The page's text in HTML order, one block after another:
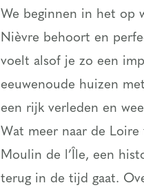
We beginnen in het op
Nièvre behoort en
voelt alsof je zo een
eeuwenoude huizen
een rijk verleden en
Wat meer naar de
Moulin de l’Île, een
terug in de tijd gaat.